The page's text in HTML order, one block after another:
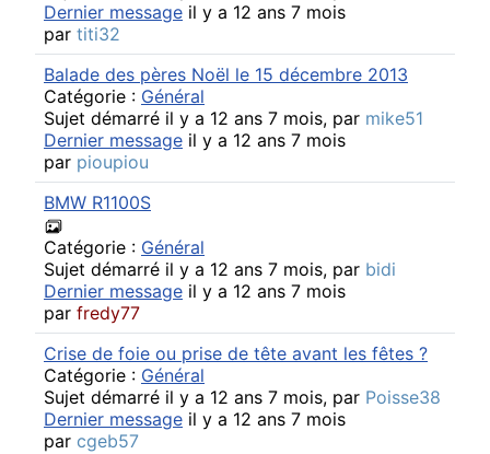
Dernier message il y a 12 ans 7 mois
par titi32
Balade des pères Noël le 15 décembre 2013
Catégorie : Général
Sujet démarré il y a 12 ans 7 mois, par mike51
Dernier message il y a 12 ans 7 mois
par pioupiou
BMW R1100S
Catégorie : Général
Sujet démarré il y a 12 ans 7 mois, par bidi
Dernier message il y a 12 ans 7 mois
par fredy77
Crise de foie ou prise de tête avant les fêtes ?
Catégorie : Général
Sujet démarré il y a 12 ans 7 mois, par Poisse38
Dernier message il y a 12 ans 7 mois
par cgeb57